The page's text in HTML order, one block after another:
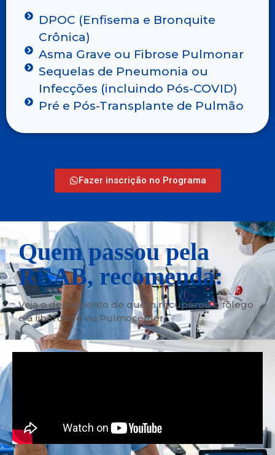
DPOC (Enfisema e Bronquite
Crônica)
Asma Grave ou Fibrose Pulmonar
Sequelas de Pneumonia ou
Infecções (incluindo Pós-COVID)
Pré e Pós-Transplante de Pulmão
Fazer inscrição no Programa
Quem passou pela
REAB, recomenda:
Veja o depoimento de quem recuperou o fôlego
e a liberdade no Pulmocenter.